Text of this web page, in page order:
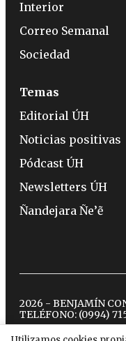
Interior
Correo Semanal
Sociedad
Temas
Editorial ÚH
Noticias positivas
Pódcast ÚH
Newsletters ÚH
Ñandejara Ñe’ẽ
2026 - BENJAMÍN
TELÉFONO: (0994)